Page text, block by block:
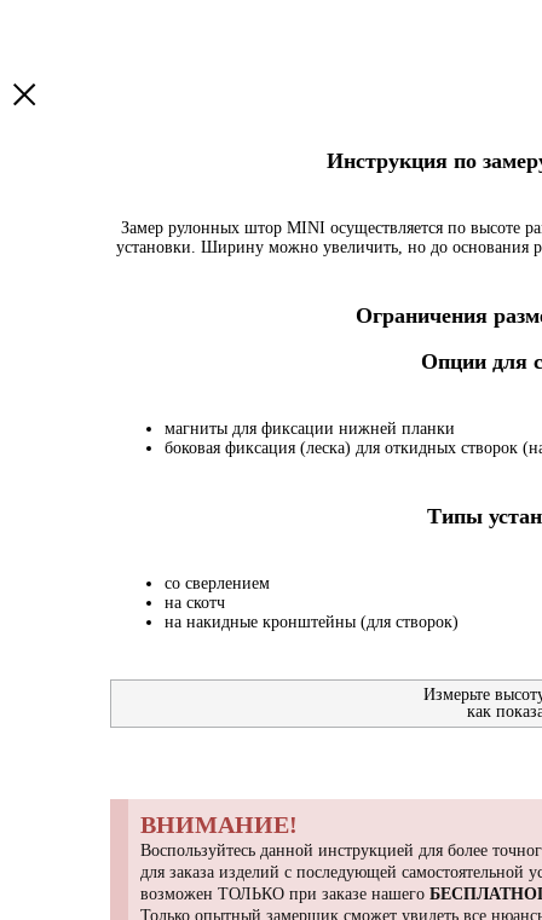
Инструкция по
Замер рулонных штор MINI осуществляется по высоте
установки. Ширину можно увеличить, но до основания
Ограничения
Опции для
магниты для фиксации нижней планки
боковая фиксация (леска) для откидных створок
Типы
со сверлением
на скотч
на накидные кронштейны (для створок)
Измерьте
как
ВНИМАНИЕ!
Воспользуйтесь данной инструкцией для более
для заказа изделий с последующей
возможен ТОЛЬКО при заказе нашего
Только опытный замерщик сможет увидеть все